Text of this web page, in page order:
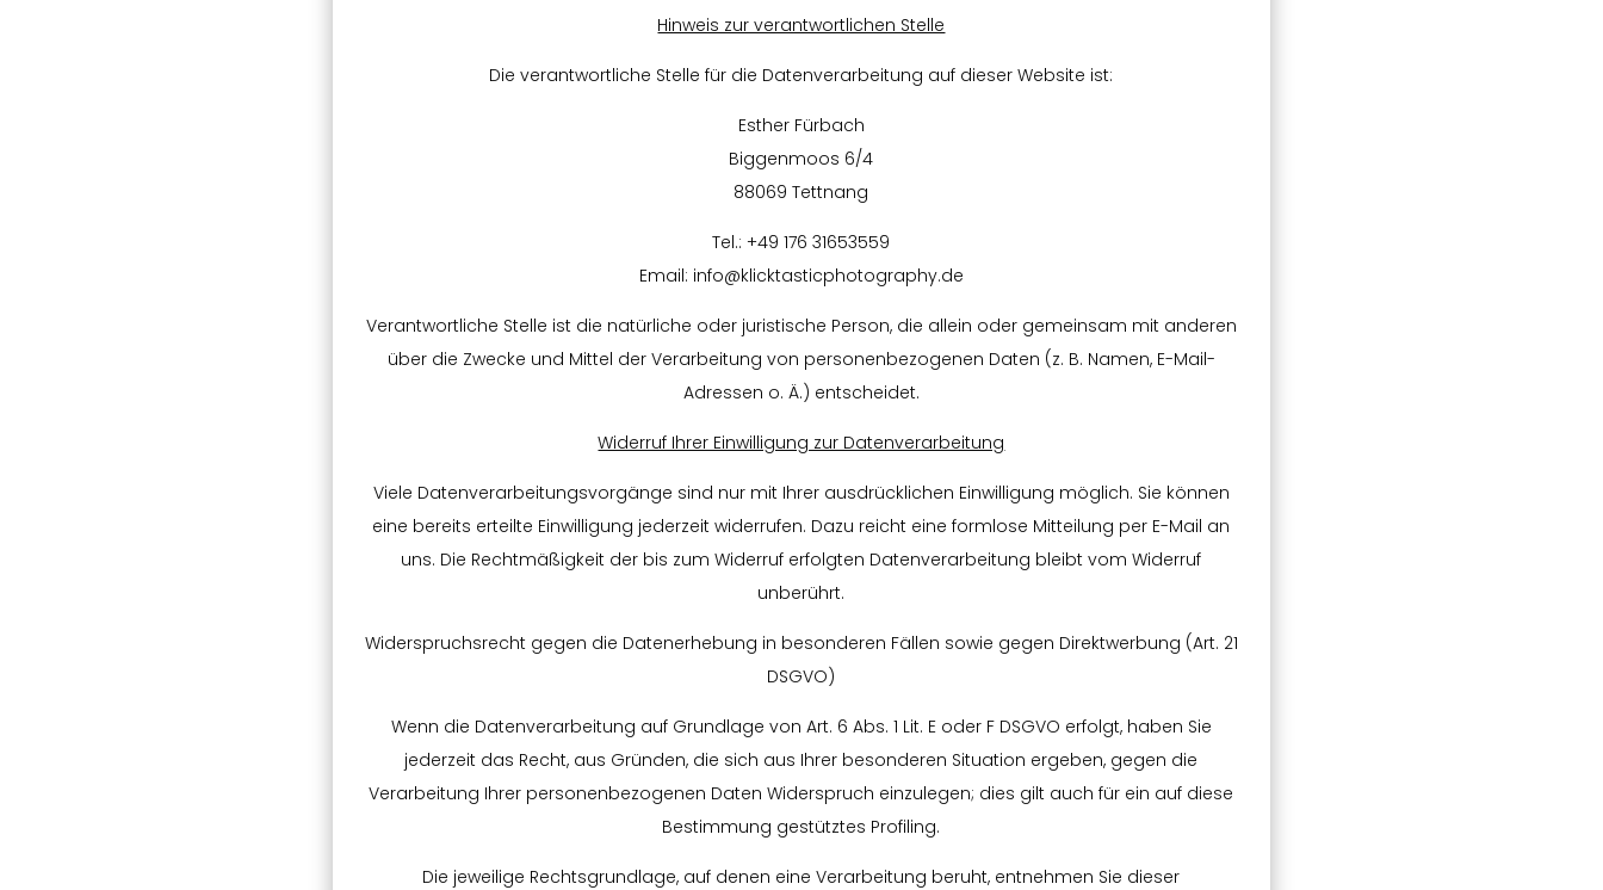
Hinweis zur verantwortlichen Stelle
Die verantwortliche Stelle für die Datenverarbeitung auf dieser Website ist:
Esther Fürbach
Biggenmoos 6/4
88069 Tettnang
Tel.: +49 176 31653559
Email: info@klicktasticphotography.de
Verantwortliche Stelle ist die natürliche oder juristische Person, die allein oder gemeinsam mit anderen
über die Zwecke und Mittel der Verarbeitung von personenbezogenen Daten (z. B. Namen, E-Mail-
Adressen o. Ä.) entscheidet.
Widerruf Ihrer Einwilligung zur Datenverarbeitung
Viele Datenverarbeitungsvorgänge sind nur mit Ihrer ausdrücklichen Einwilligung möglich. Sie können
eine bereits erteilte Einwilligung jederzeit widerrufen. Dazu reicht eine formlose Mitteilung per E-Mail an
uns. Die Rechtmäßigkeit der bis zum Widerruf erfolgten Datenverarbeitung bleibt vom Widerruf
unberührt.
Widerspruchsrecht gegen die Datenerhebung in besonderen Fällen sowie gegen Direktwerbung (Art. 21
DSGVO)
Wenn die Datenverarbeitung auf Grundlage von Art. 6 Abs. 1 Lit. E oder F DSGVO erfolgt, haben Sie
jederzeit das Recht, aus Gründen, die sich aus Ihrer besonderen Situation ergeben, gegen die
Verarbeitung Ihrer personenbezogenen Daten Widerspruch einzulegen; dies gilt auch für ein auf diese
Bestimmung gestütztes Profiling.
Die jeweilige Rechtsgrundlage, auf denen eine Verarbeitung beruht, entnehmen Sie dieser